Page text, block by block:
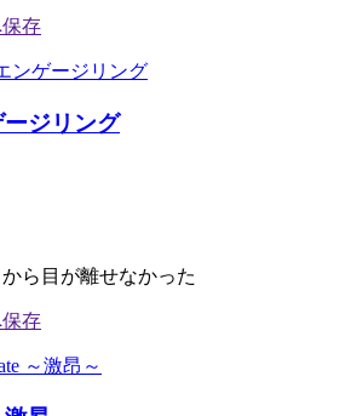
ジリング
ら目が離せなかった